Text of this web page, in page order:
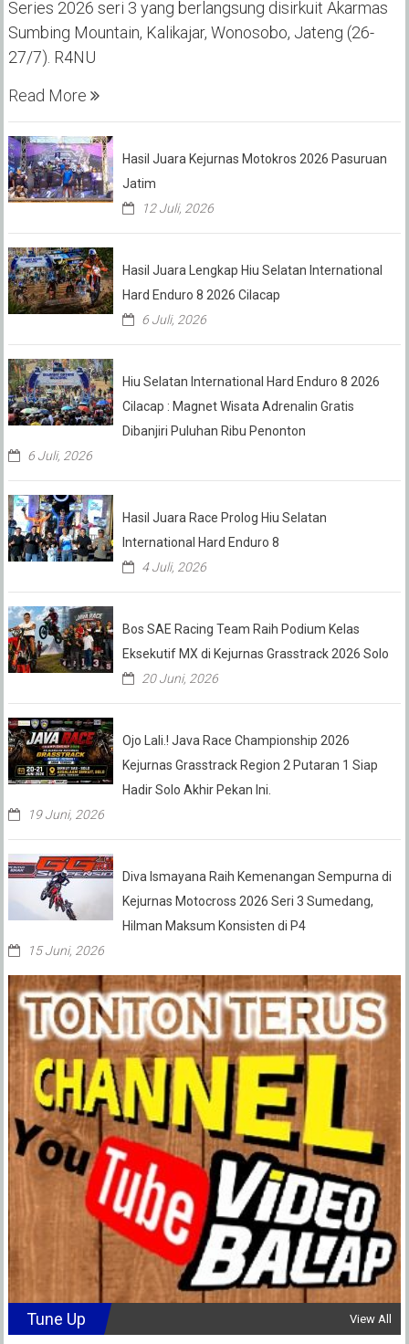
Series 2026 seri 3 yang berlangsung disirkuit Akarmas
Sumbing Mountain, Kalikajar, Wonosobo, Jateng (26-
27/7). R4NU
Read More
Hasil Juara Kejurnas Motokros 2026 Pasuruan
Jatim
12 Juli, 2026
Hasil Juara Lengkap Hiu Selatan International
Hard Enduro 8 2026 Cilacap
6 Juli, 2026
Hiu Selatan International Hard Enduro 8 2026
Cilacap : Magnet Wisata Adrenalin Gratis
Dibanjiri Puluhan Ribu Penonton
6 Juli, 2026
Hasil Juara Race Prolog Hiu Selatan
International Hard Enduro 8
4 Juli, 2026
Bos SAE Racing Team Raih Podium Kelas
Eksekutif MX di Kejurnas Grasstrack 2026 Solo
20 Juni, 2026
Ojo Lali.! Java Race Championship 2026
Kejurnas Grasstrack Region 2 Putaran 1 Siap
Hadir Solo Akhir Pekan Ini.
19 Juni, 2026
Diva Ismayana Raih Kemenangan Sempurna di
Kejurnas Motocross 2026 Seri 3 Sumedang,
Hilman Maksum Konsisten di P4
15 Juni, 2026
Tune Up View All